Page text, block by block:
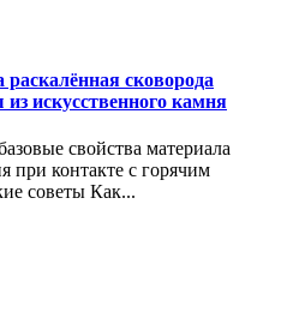
раскалённая сковорода
искусственного камня
свойства материала
при контакте с горячим
советы Как...